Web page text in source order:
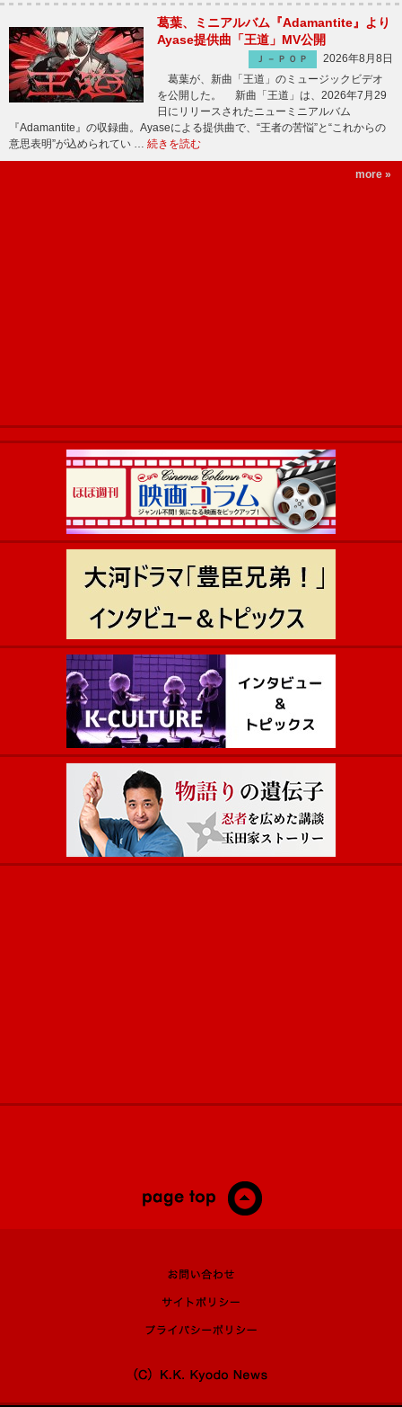
葛葉、ミニアルバム『Adamantite』より
Ayase提供曲「王道」MV公開
Ｊ－ＰＯＰ
2026年8月8日
葛葉が、新曲「王道」のミュージックビデオ
を公開した。 新曲「王道」は、2026年7月29
日にリリースされたニューミニアルバム
『Adamantite』の収録曲。Ayaseによる提供曲で、“王者の苦悩”と“これからの
意思表明”が込められてい … 続きを読む
more »